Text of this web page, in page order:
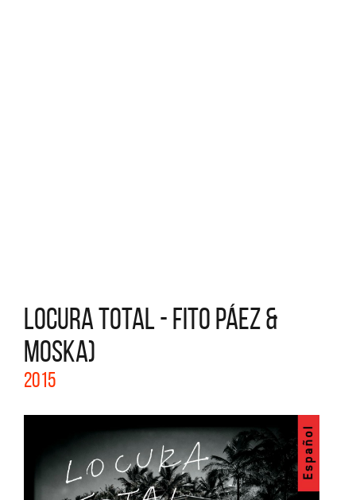
LOCURA TOTAL - FITO PÁEZ &
MOSKA)
2015